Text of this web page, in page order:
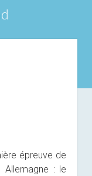
épreuve de
Allemagne : le